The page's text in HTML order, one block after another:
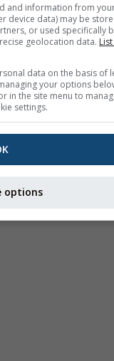
and information from
device data) may be
or used specifically
geolocation data.
data on the basis of
your options
in the site menu to
settings.
options